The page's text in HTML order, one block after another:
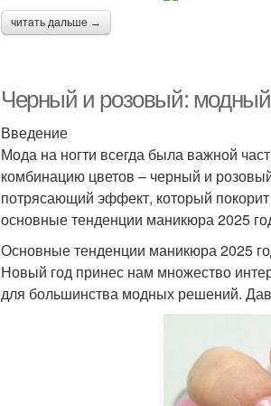
читать дальше →
Черный и розовый: модный
Введение
Мода на ногти всегда была важной
комбинацию цветов – черный и
потрясающий эффект, который
основные тенденции маникюра 2025
Основные тенденции маникюра 2025
Новый год принес нам множество
для большинства модных решений.